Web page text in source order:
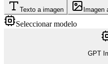
Texto a imagen Imagen
Seleccionar modelo
GPT